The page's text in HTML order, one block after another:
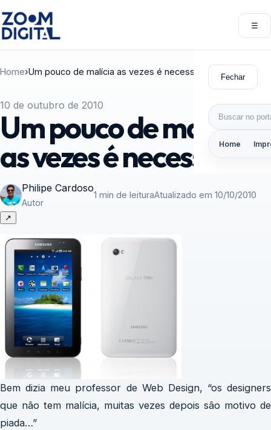
☰
Fechar
Buscar por:
Home
Home›Um pouco de malícia as vezes é necessário
10 de outubro de 2010
Um pouco de malícia
as vezes é necessário
Philipe Cardoso
Autor
1 min de leituraAtualizado em 10/10/2010
↗
Bem dizia meu professor de Web Design, “os designers
que não tem malícia, muitas vezes depois são motivo de
piada…”